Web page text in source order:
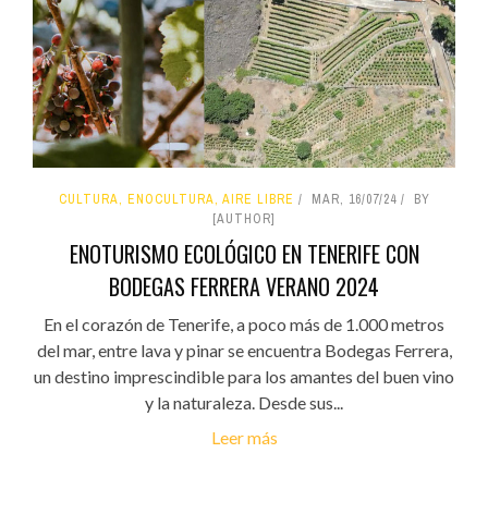
CULTURA, ENOCULTURA, AIRE LIBRE MAR, 16/07/24
BY
[AUTHOR]
ENOTURISMO ECOLÓGICO EN TENERIFE CON
BODEGAS FERRERA VERANO 2024
En el corazón de Tenerife, a poco más de 1.000 metros
del mar, entre lava y pinar se encuentra Bodegas Ferrera,
un destino imprescindible para los amantes del buen vino
y la naturaleza. Desde sus...
Leer más